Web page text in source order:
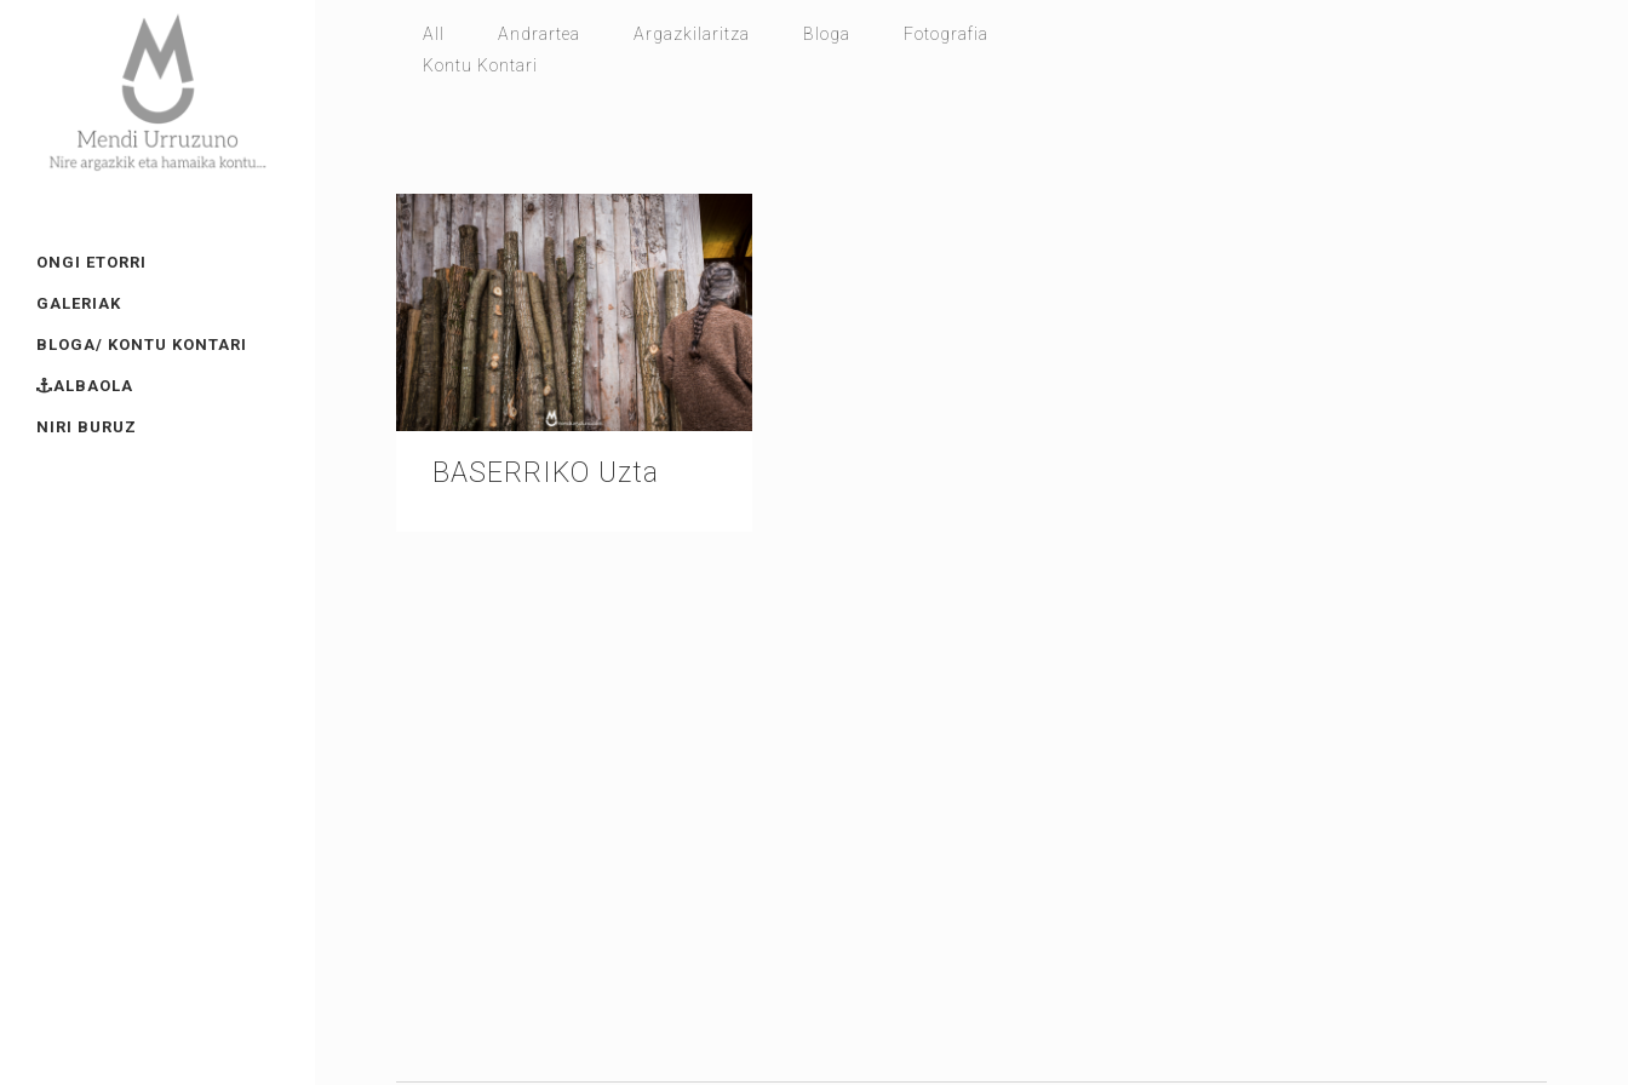
ONGI ETORRI
GALERIAK
BLOGA/ KONTU KONTARI
ALBAOLA
NIRI BURUZ
All Andrartea Argazkilaritza Bloga
Fotografia
Kontu Kontari
BASERRIKO Uzta